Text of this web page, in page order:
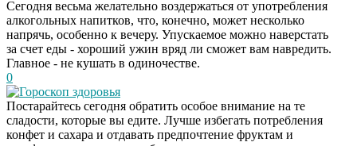
Сегодня весьма желательно воздержаться от употребления
алкогольных напитков, что, конечно, может несколько
напрячь, особенно к вечеру. Упускаемое можно наверстать
за счет еды - хороший ужин вряд ли сможет вам навредить.
Главное - не кушать в одиночестве.
0
Гороскоп здоровья
Постарайтесь сегодня обратить особое внимание на те
сладости, которые вы едите. Лучше избегать потребления
конфет и сахара и отдавать предпочтение фруктам и
запущенный грибок
исчезнет с корнем,
если перед сном…
Этот трюк уничтожает
грибок за 5 дней!